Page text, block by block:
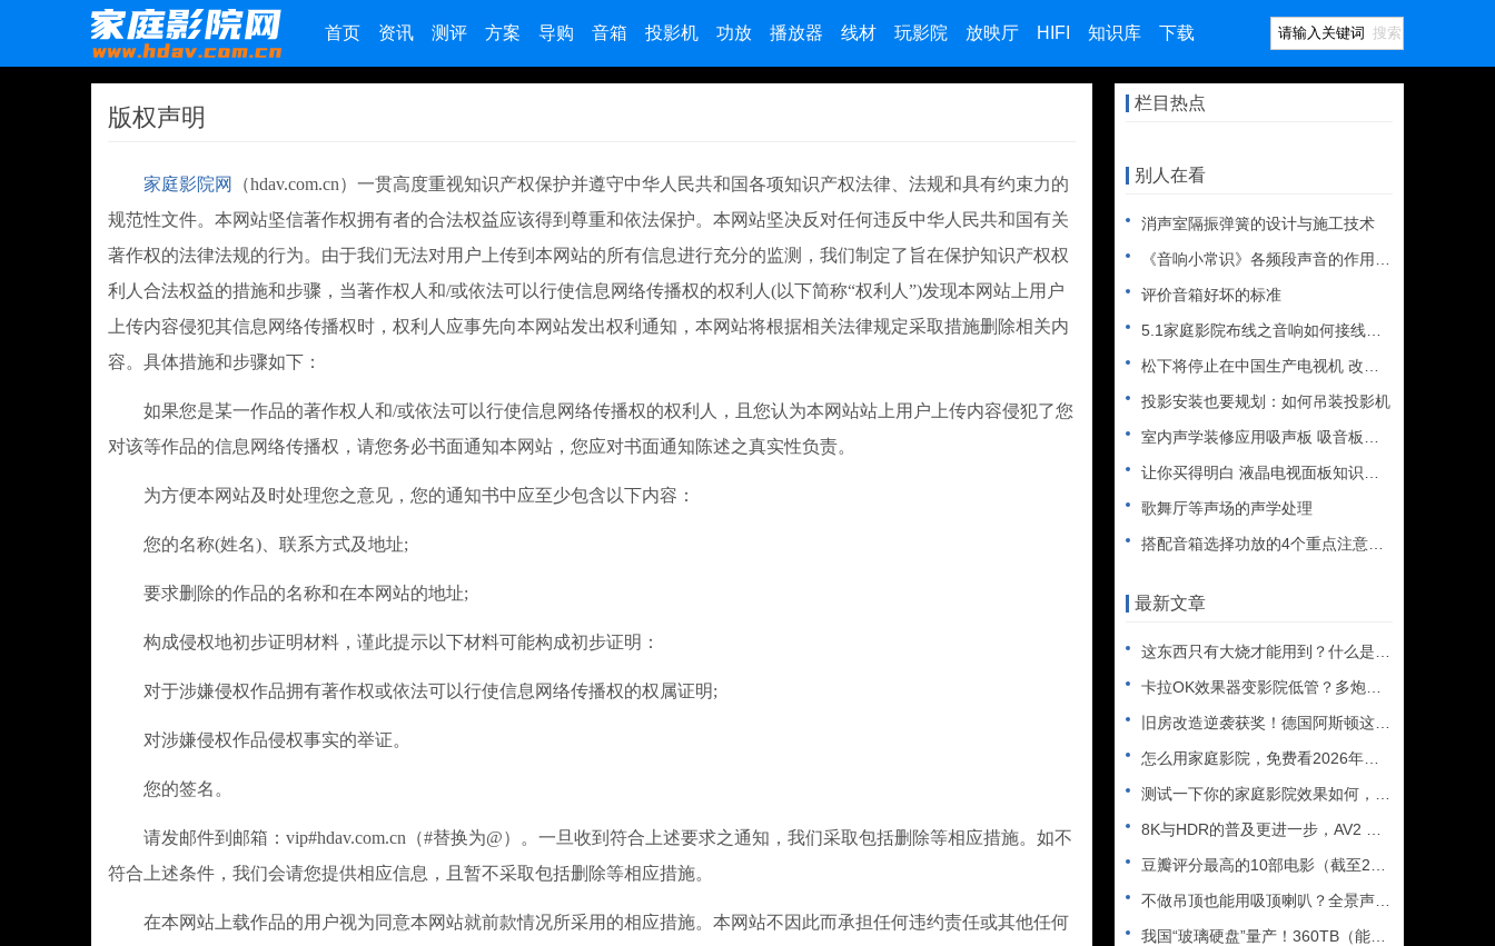
首页 资讯 测评 方案 导购 音箱 投影机 功放 播放器 线材 玩影院 放映厅 HIFI 知识库 下载 搜索
版权声明
家庭影院网
（hdav.com.cn）一贯高度重视知识产权保护并遵守中华人民共和国各项知识产权法律、法规和具有约束力的
规范性文件。本网站坚信著作权拥有者的合法权益应该得到尊重和依法保护。本网站坚决反对任何违反中华人民共和国有关
著作权的法律法规的行为。由于我们无法对用户上传到本网站的所有信息进行充分的监测，我们制定了旨在保护知识产权权
利人合法权益的措施和步骤，当著作权人和/或依法可以行使信息网络传播权的权利人(以下简称“权利人”)发现本网站上用户
上传内容侵犯其信息网络传播权时，权利人应事先向本网站发出权利通知，本网站将根据相关法律规定采取措施删除相关内
容。具体措施和步骤如下：
如果您是某一作品的著作权人和/或依法可以行使信息网络传播权的权利人，且您认为本网站站上用户上传内容侵犯了您
对该等作品的信息网络传播权，请您务必书面通知本网站，您应对书面通知陈述之真实性负责。
为方便本网站及时处理您之意见，您的通知书中应至少包含以下内容：
您的名称(姓名)、联系方式及地址;
要求删除的作品的名称和在本网站的地址;
构成侵权地初步证明材料，谨此提示以下材料可能构成初步证明：
对于涉嫌侵权作品拥有著作权或依法可以行使信息网络传播权的权属证明;
对涉嫌侵权作品侵权事实的举证。
您的签名。
请发邮件到邮箱：vip#hdav.com.cn（#替换为@）。一旦收到符合上述要求之通知，我们采取包括删除等相应措施。如不
符合上述条件，我们会请您提供相应信息，且暂不采取包括删除等相应措施。
在本网站上载作品的用户视为同意本网站就前款情况所采用的相应措施。本网站不因此而承担任何违约责任或其他任何
栏目热点
别人在看
消声室隔振弹簧的设计与施工技术
《音响小常识》各频段声音的作用音响基础
评价音箱好坏的标准
5.1家庭影院布线之音响如何接线（图文教程）
松下将停止在中国生产电视机 改为贴牌
投影安装也要规划：如何吊装投影机
室内声学装修应用吸声板 吸音板的常见错误
让你买得明白 液晶电视面板知识全解
歌舞厅等声场的声学处理
搭配音箱选择功放的4个重点注意事项
最新文章
这东西只有大烧才能用到？什么是XLR接口？平衡音频信号线、低
卡拉OK效果器变影院低管？多炮玩家省钱了，内附调音软件免费下
旧房改造逆袭获奖！德国阿斯顿这套7.2.4全景声私人影院太惊
怎么用家庭影院，免费看2026年世界杯直播？
测试一下你的家庭影院效果如何，bobo精选测试片1~3合集
8K与HDR的普及更进一步，AV2 视频编解码器发布
豆瓣评分最高的10部电影（截至2025年）
不做吊顶也能用吸顶喇叭？全景声天空声道安装教程
我国“玻璃硬盘”量产！360TB（能装2.5万部电影），10